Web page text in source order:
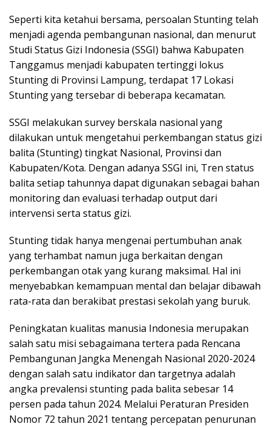
Seperti kita ketahui bersama, persoalan Stunting telah
menjadi agenda pembangunan nasional, dan menurut
Studi Status Gizi Indonesia (SSGI) bahwa Kabupaten
Tanggamus menjadi kabupaten tertinggi lokus
Stunting di Provinsi Lampung, terdapat 17 Lokasi
Stunting yang tersebar di beberapa kecamatan.
SSGI melakukan survey berskala nasional yang
dilakukan untuk mengetahui perkembangan status gizi
balita (Stunting) tingkat Nasional, Provinsi dan
Kabupaten/Kota. Dengan adanya SSGI ini, Tren status
balita setiap tahunnya dapat digunakan sebagai bahan
monitoring dan evaluasi terhadap output dari
intervensi serta status gizi.
Stunting tidak hanya mengenai pertumbuhan anak
yang terhambat namun juga berkaitan dengan
perkembangan otak yang kurang maksimal. Hal ini
menyebabkan kemampuan mental dan belajar dibawah
rata-rata dan berakibat prestasi sekolah yang buruk.
Peningkatan kualitas manusia Indonesia merupakan
salah satu misi sebagaimana tertera pada Rencana
Pembangunan Jangka Menengah Nasional 2020-2024
dengan salah satu indikator dan targetnya adalah
angka prevalensi stunting pada balita sebesar 14
persen pada tahun 2024. Melalui Peraturan Presiden
Nomor 72 tahun 2021 tentang percepatan penurunan